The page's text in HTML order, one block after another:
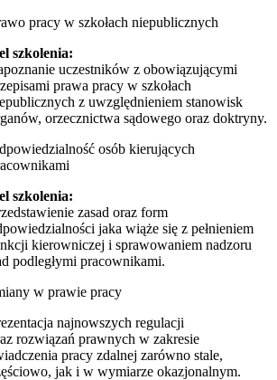
pracy w szkołach niepublicznych
szkolenia:
uczestników z obowiązującymi
prawa pracy w szkołach
z uwzględnieniem stanowisk
orzecznictwa sądowego oraz doktryny.
osób kierujących
szkolenia:
zasad oraz form
jaka wiąże się z pełnieniem
kierowniczej i sprawowaniem nadzoru
podległymi pracownikami.
w prawie pracy
najnowszych regulacji
rozwiązań prawnych w zakresie
pracy zdalnej zarówno stale,
jak i w wymiarze okazjonalnym.